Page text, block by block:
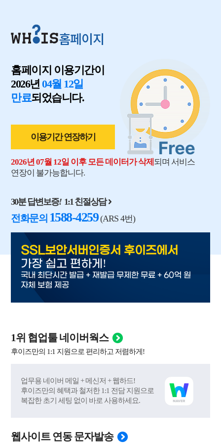
홈페이지
홈페이지 이용기간이
2026년04월 12일
만료되었습니다.
이용기간 연장하기
2026년 07월 12일 이후 모든 데이터가 삭제 되며 서비스
연장이 불가능합니다.
30분 답변보증!1:1 친절상담
전화문의 1588-4259(ARS 4번)
SSL보안서버인증서 후이즈에서
가장 쉽고 편하게 !
국내 최단시간 발급 + 재발급 무제한 무료 + 60억 원
자체 보험 제공
1위 협업툴 네이버웍스
후이즈만의 1:1 지원으로 편리하고 저렴하게!
업무용 네이버 메일 + 메신저 + 웹하드!
후이즈만의 혜택과 철저한 1:1 전담 지원으로
복잡한 초기 세팅 없이 바로 사용하세요.
웹사이트 연동 문자발송